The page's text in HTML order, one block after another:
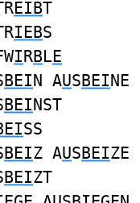
EIBT
IEBS
IRBLE
BEIN AUSBEINE
BEINST
SS
BEIZ AUSBEIZE
BEIZT